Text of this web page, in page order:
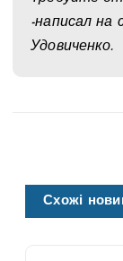
-написал на
Удовиченко.
Схожі